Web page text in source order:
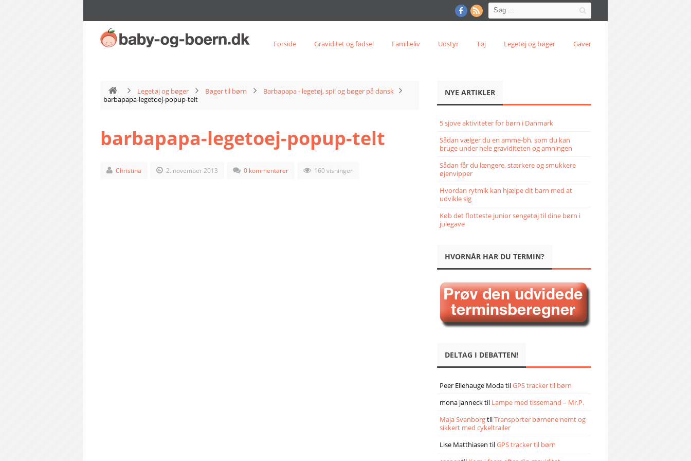
Forside Graviditet og fødsel Familieliv Udstyr Tøj Legetøj og bøger Gaver
Legetøj og bøger Bøger til børn
Barbapapa - legetøj, spil og bøger på dansk
barbapapa-legetoej-popup-telt
barbapapa-legetoej-popup-telt
Christina 2. november 2013 0 kommentarer 160 visninger
NYE ARTIKLER
5 sjove aktiviteter for børn i Danmark
Sådan vælger du en amme-bh, som du kan
bruge under hele graviditeten og amningen
Sådan får du længere, stærkere og smukkere
øjenvipper
Hvordan rytmik kan hjælpe dit barn med at
udvikle sig
Køb det flotteste junior sengetøj til dine børn i
julegave
HVORNÅR HAR DU TERMIN?
DELTAG I DEBATTEN!
Peer Ellehauge ModatilGPS tracker til børn
mona jannecktil Lampe med tissemand – Mr.P.
Maja SvanborgtilTransporter børnene nemt og
sikkert med cykeltrailer
Lise Matthiasen tilGPS tracker til børn